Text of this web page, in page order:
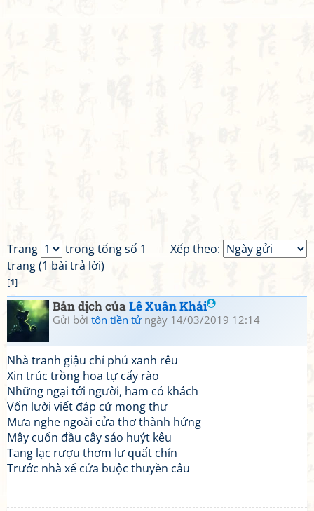
Xếp theo:
Trang
trong tổng số 1
trang (1 bài trả lời)
[1]
Bản dịch củaLê Xuân Khải
Gửi bởi tôn tiền tửngày 14/03/2019 12:14
Nhà tranh giậu chỉ phủ xanh rêu
Xin trúc trồng hoa tự cấy rào
Những ngại tới người, ham có khách
Vốn lười viết đáp cứ mong thư
Mưa nghe ngoài cửa thơ thành hứng
Mây cuốn đầu cây sáo huýt kêu
Tang lạc rượu thơm lư quất chín
Trước nhà xế cửa buộc thuyền câu